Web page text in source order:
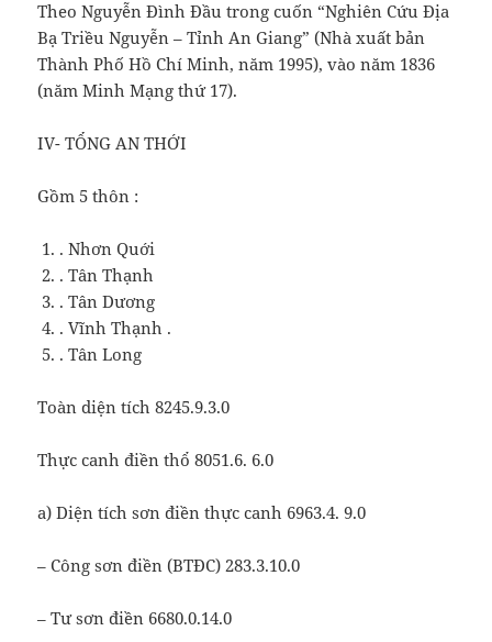
Theo Nguyễn Đình Đầu trong cuốn “Nghiên Cứu Địa
Bạ Triều Nguyễn – Tỉnh An Giang” (Nhà xuất bản
Thành Phố Hồ Chí Minh, năm 1995), vào năm 1836
(năm Minh Mạng thứ 17).
IV- TỔNG AN THỚI
Gồm 5 thôn :
. Nhơn Quới
. Tân Thạnh
. Tân Dương
. Vĩnh Thạnh .
. Tân Long
Toàn diện tích 8245.9.3.0
Thực canh điền thổ 8051.6. 6.0
a) Diện tích sơn điền thực canh 6963.4. 9.0
– Công sơn điền (BTĐC) 283.3.10.0
– Tư sơn điền 6680.0.14.0